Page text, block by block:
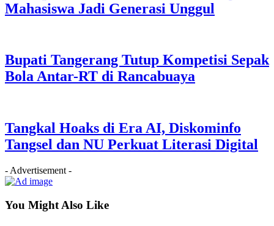
Mahasiswa Jadi Generasi Unggul
Bupati Tangerang Tutup Kompetisi Sepak
Bola Antar-RT di Rancabuaya
Tangkal Hoaks di Era AI, Diskominfo
Tangsel dan NU Perkuat Literasi Digital
- Advertisement -
You Might Also Like